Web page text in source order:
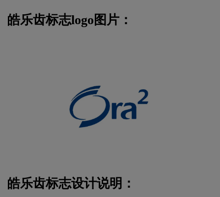
皓乐齿标志logo图片：
皓乐齿标志设计说明：